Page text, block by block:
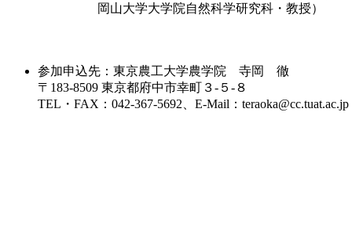
岡山大学大学院自然科学研究科・教授）
参加申込先：東京農工大学農学院 寺岡 徹
〒183-8509 東京都府中市幸町３-５-８
TEL・FAX：042-367-5692、E-Mail：teraoka@cc.tuat.ac.jp